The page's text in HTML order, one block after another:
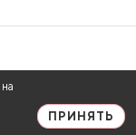
на
ПРИНЯТЬ